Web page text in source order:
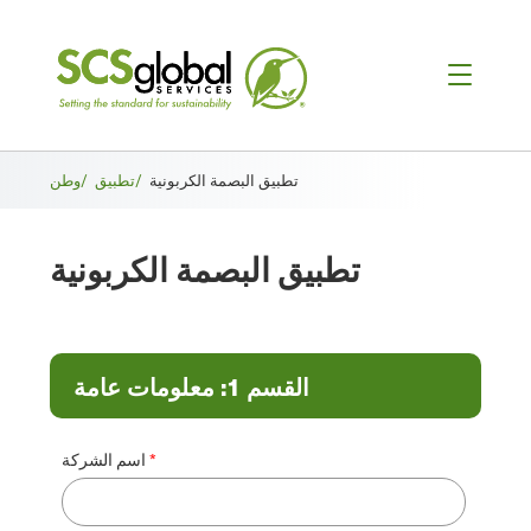
فتات
وطن/ تطبيق/ تطبيق البصمة الكربونية
تطبيق البصمة الكربونية
القسم 1: معلومات عامة
اسم الشركة